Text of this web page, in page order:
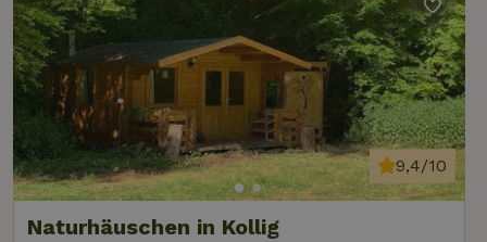
Naturhäuschen in Kollig
9,4/10